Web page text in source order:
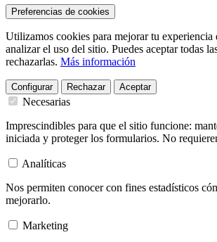
Preferencias de cookies
Utilizamos cookies para mejorar tu experiencia
analizar el uso del sitio. Puedes aceptar todas
rechazarlas. Más información
Configurar Rechazar Aceptar
Necesarias
Imprescindibles para que el sitio funcione:
iniciada y proteger los formularios. No
Analíticas
Nos permiten conocer con fines estadísticos
mejorarlo.
Marketing